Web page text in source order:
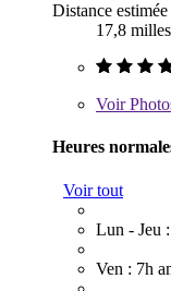
Distance estimée
17,8 milles
Voir
Heures
Voir tout
Lun - Jeu
Ven : 7h